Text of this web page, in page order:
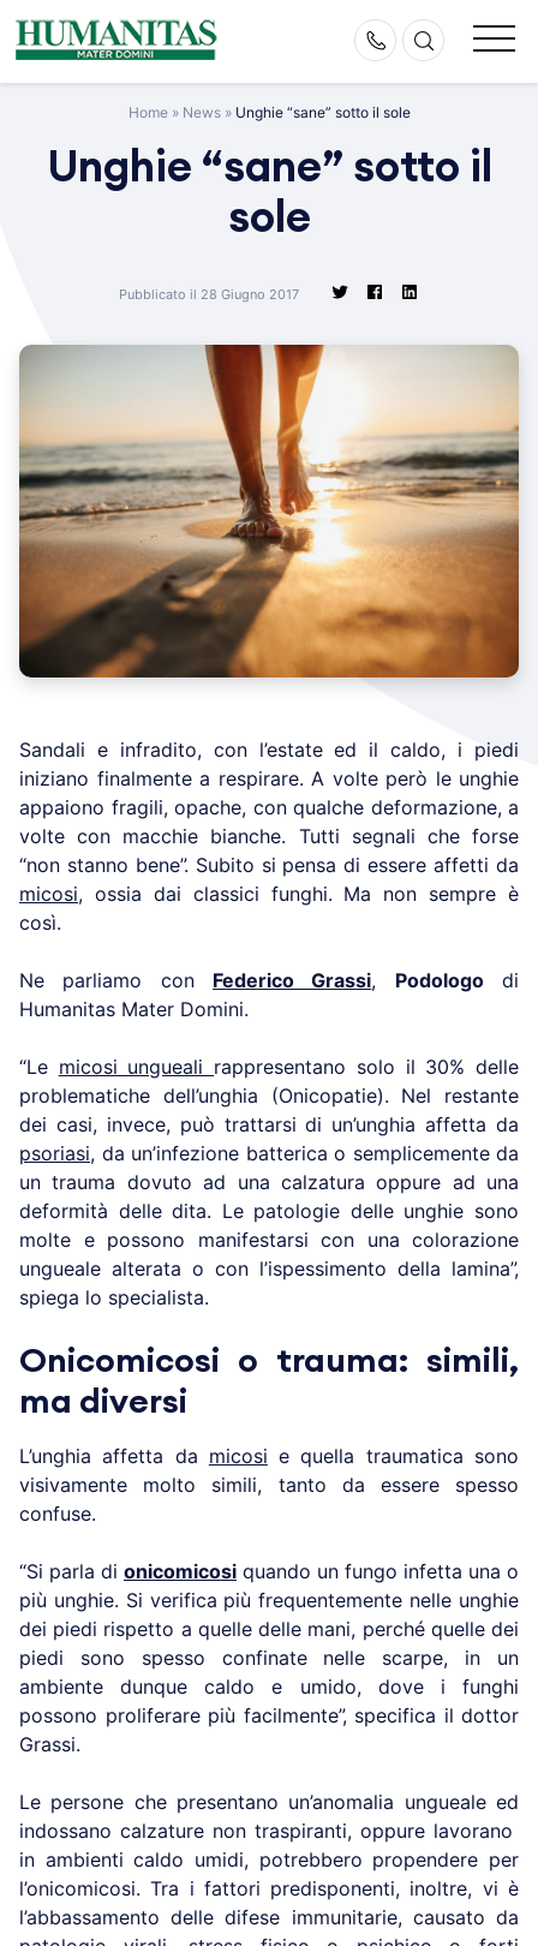
Skip
to
Home» News» Unghie “sane” sotto il sole
Unghie “sane” sotto il
sole
Pubblicato il 28 Giugno 2017
Sandali e infradito, con l’estate ed il caldo, i piedi
iniziano finalmente a respirare. A volte però le unghie
appaiono fragili, opache, con qualche deformazione, a
volte con macchie bianche. Tutti segnali che forse
“non stanno bene”. Subito si pensa di essere affetti da
micosi, ossia dai classici funghi. Ma non sempre è
così.
Ne parliamo con Federico Grassi, Podologodi
Humanitas Mater Domini.
“Le micosi ungueali rappresentano solo il 30% delle
problematiche dell’unghia (Onicopatie). Nel restante
dei casi, invece, può trattarsi di un’unghia affetta da
psoriasi, da un’infezione batterica o semplicemente da
un trauma dovuto ad una calzatura oppure ad una
deformità delle dita. Le patologie delle unghie sono
molte e possono manifestarsi con una colorazione
ungueale alterata o con l’ispessimento della lamina”,
spiega lo specialista.
Onicomicosi o trauma: simili,
ma diversi
L’unghia affetta da micosi e quella traumatica sono
visivamente molto simili, tanto da essere spesso
confuse.
“Si parla di onicomicosi quando un fungo infetta una o
più unghie. Si verifica più frequentemente nelle unghie
dei piedi rispetto a quelle delle mani, perché quelle dei
piedi sono spesso confinate nelle scarpe, in un
ambiente dunque caldo e umido, dove i funghi
possono proliferare più facilmente”, specifica il dottor
Grassi.
Le persone che presentano un’anomalia ungueale ed
indossano calzature non traspiranti, oppure lavorano
in ambienti caldo umidi, potrebbero propendere per
l’onicomicosi. Tra i fattori predisponenti, inoltre, vi è
l’abbassamento delle difese immunitarie, causato da